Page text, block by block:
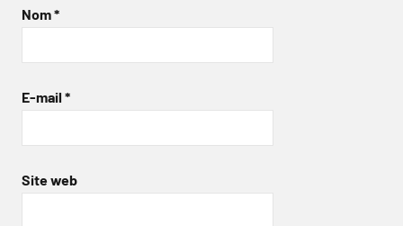
Nom*
E-mail *
Site web